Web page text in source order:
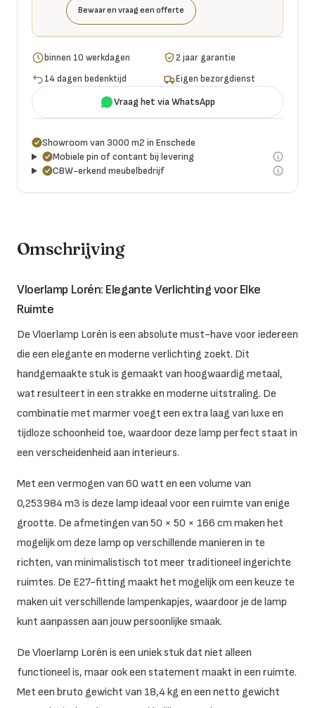
Bewaar en vraag een offerte
binnen 10 werkdagen
2 jaar garantie
14 dagen bedenktijd
Eigen bezorgdienst
Vraag het via WhatsApp
Showroom van 3000 m2 in Enschede
Mobiele pin of contant bij levering
CBW-erkend meubelbedrijf
Omschrijving
Vloerlamp Lorén: Elegante Verlichting voor Elke
Ruimte
De Vloerlamp Lorén is een absolute must-have voor iedereen
die een elegante en moderne verlichting zoekt. Dit
handgemaakte stuk is gemaakt van hoogwaardig metaal,
wat resulteert in een strakke en moderne uitstraling. De
combinatie met marmer voegt een extra laag van luxe en
tijdloze schoonheid toe, waardoor deze lamp perfect staat in
een verscheidenheid aan interieurs.
Met een vermogen van 60 watt en een volume van
0,253984 m3 is deze lamp ideaal voor een ruimte van enige
grootte. De afmetingen van 50 × 50 × 166 cm maken het
mogelijk om deze lamp op verschillende manieren in te
richten, van minimalistisch tot meer traditioneel ingerichte
ruimtes. De E27-fitting maakt het mogelijk om een keuze te
maken uit verschillende lampenkapjes, waardoor je de lamp
kunt aanpassen aan jouw persoonlijke smaak.
De Vloerlamp Lorén is een uniek stuk dat niet alleen
functioneel is, maar ook een statement maakt in een ruimte.
Met een bruto gewicht van 18,4 kg en een netto gewicht